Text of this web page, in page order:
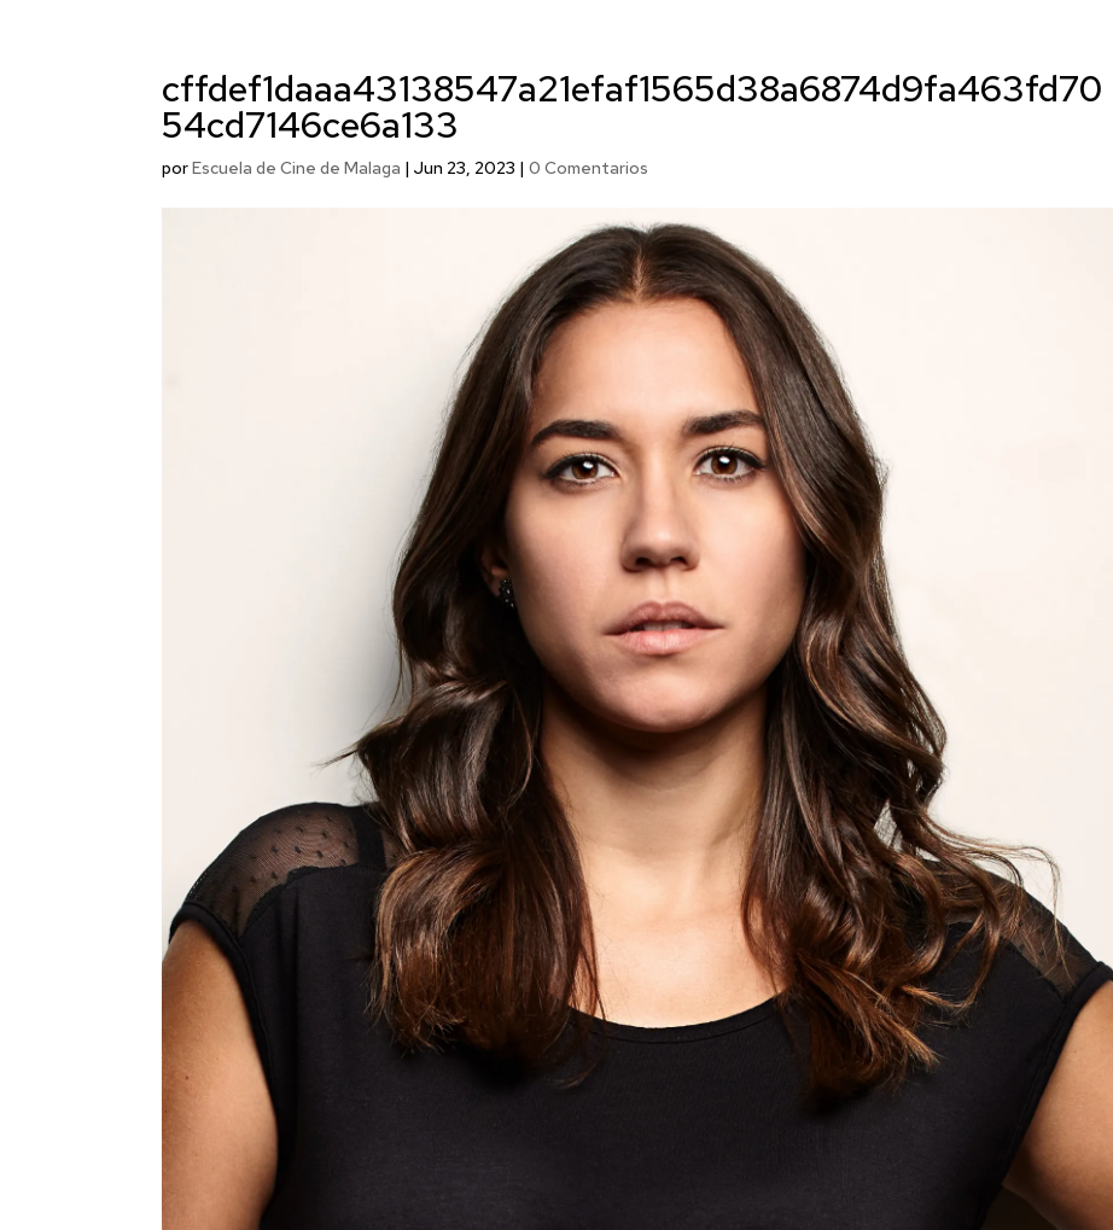
cffdef1daaa43138547a21efaf1565d38a6874d9fa463fd70
54cd7146ce6a133
porEscuela de Cine de Malaga |Jun 23, 2023 |0 Comentarios